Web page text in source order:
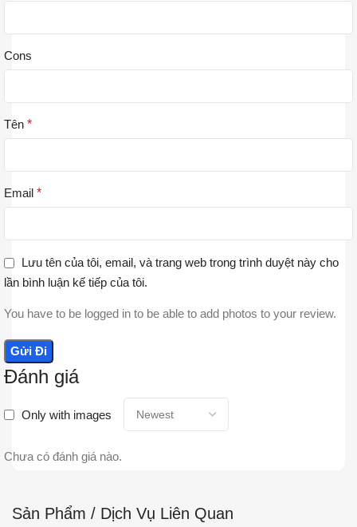
Đánh giá
Only with images
Chưa có đánh giá nào.
Cons
Tên *
Email *
Lưu tên của tôi, email, và trang web trong trình duyệt này cho
lần bình luận kế tiếp của tôi.
You have to be logged in to be able to add photos to your review.
Sản Phẩm / Dịch Vụ Liên Quan